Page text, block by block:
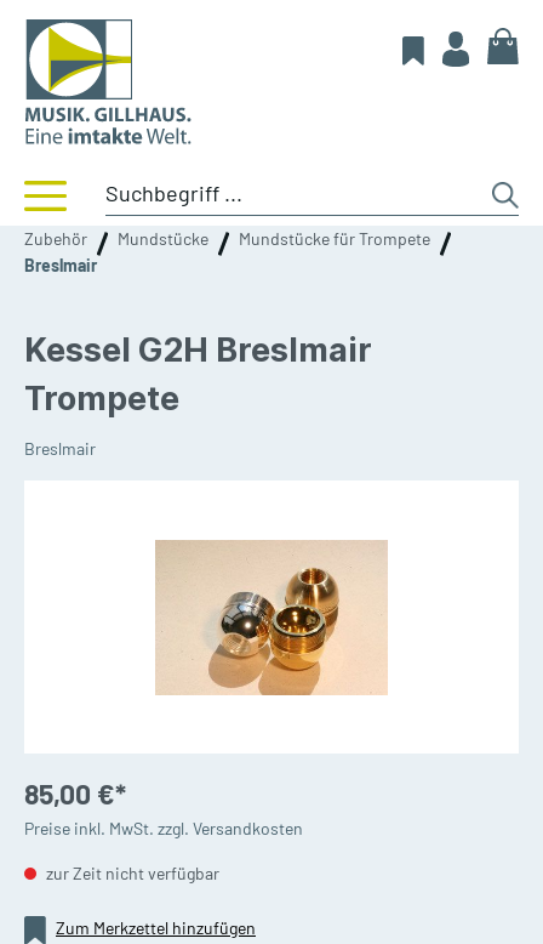
Zubehör Mundstücke
Mundstücke für Trompete
Breslmair
Kessel G2H Breslmair
Trompete
Breslmair
85,00 €*
Preise inkl. MwSt. zzgl. Versandkosten
zur Zeit nicht verfügbar
Zum Merkzettel hinzufügen